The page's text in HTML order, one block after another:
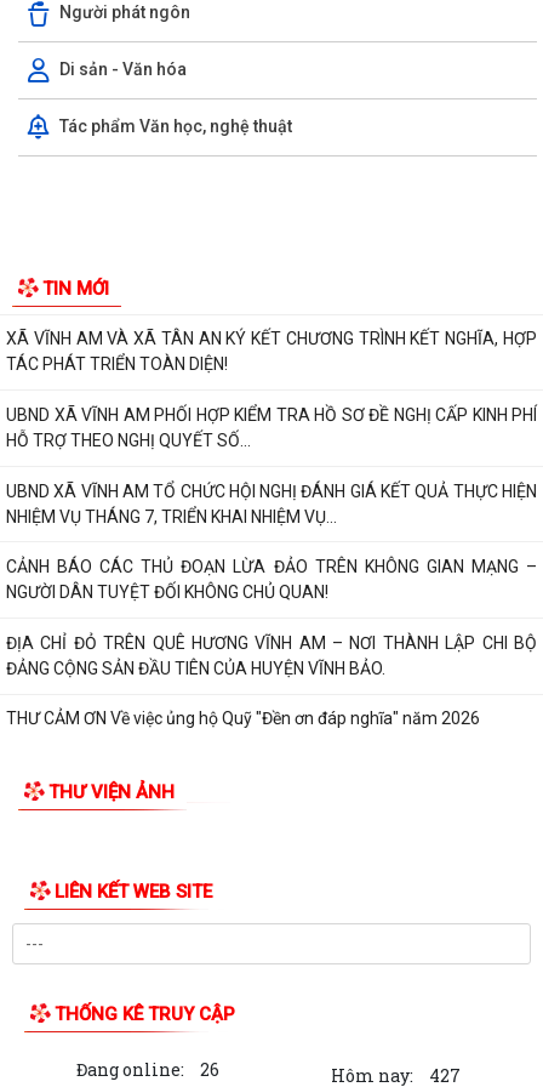
Người phát ngôn
Di sản - Văn hóa
Tác phẩm Văn học, nghệ thuật
TIN MỚI
Nghị quyết Số: 12/2026/NQ-HĐND, ngày 28 tháng 7 năm 2026 quy
định về lệ phí đăng ký kinh doanh...
TÁC PHÁT TRIỂN TOÀN DIỆN!
NHIỆM VỤ THÁNG 7, TRIỂN KHAI NHIỆM VỤ...
CẢNH BÁO CÁC THỦ ĐOẠN LỪA ĐẢO TRÊN KHÔNG GIAN MẠNG –
NGƯỜI DÂN TUYỆT ĐỐI KHÔNG CHỦ QUAN!
ĐỊA CHỈ ĐỎ TRÊN QUÊ HƯƠNG VĨNH AM – NƠI THÀNH LẬP CHI BỘ
ĐẢNG CỘNG SẢN ĐẦU TIÊN CỦA HUYỆN VĨNH BẢO.
THƯ CẢM ƠN Về việc ủng hộ Quỹ "Đền ơn đáp nghĩa" năm 2026
NGHIỆP THÁNG 8 NĂM 2026.
Thường trực Đảng ủy nhằm xem xét,...
ĐẢNG ỦY!
57-NQ/TW VÀ KẾ HOẠCH HÀNH ĐỘNG 100 NGÀY VỀ...
CHUYÊN ĐỀ "CHI BỘ 35"
CỜ THÁNG 8 NĂM 2026.
QUYẾT ĐỊNH Về việc công bố thủ tục hành chính nội bộ được sửa đổi,